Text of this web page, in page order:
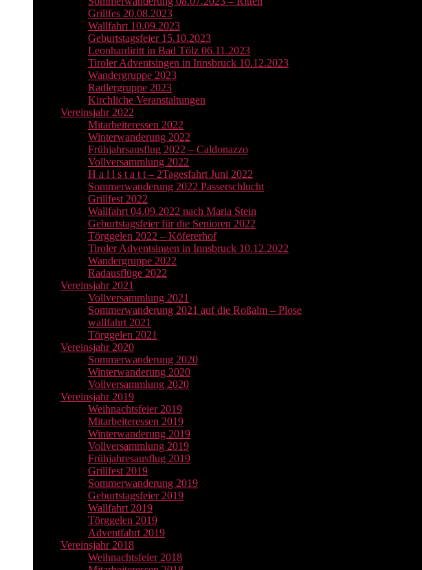
Grillfes 20.08.2023
Wallfahrt 10.09.2023
Geburtstagsfeier 15.10.2023
Leonhardiritt in Bad Tölz 06.11.2023
Tiroler Adventsingen in Innsbruck 10.12.2023
Wandergruppe 2023
Radlergruppe 2023
Kirchliche Veranstaltungen
Vereinsjahr 2022
Mitarbeiteressen 2022
Winterwanderung 2022
Frühjahrsausflug 2022 – Caldonazzo
Vollversammlung 2022
H a l l s t a t t – 2Tagesfahrt Juni 2022
Sommerwanderung 2022 Passerschlucht
Grillfest 2022
Wallfahrt 04.09.2022 nach Maria Stein
Geburtstagsfeier für die Senioren 2022
Törggelen 2022 – Köfererhof
Tiroler Adventsingen in Innsbruck 10.12.2022
Wandergruppe 2022
Radausflüge 2022
Vereinsjahr 2021
Vollversammlung 2021
Sommerwanderung 2021 auf die Roßalm – Plose
wallfahrt 2021
Törggelen 2021
Vereinsjahr 2020
Sommerwanderung 2020
Winterwanderung 2020
Vollversammlung 2020
Vereinsjahr 2019
Weihnachtsfeier 2019
Mitarbeiteressen 2019
Winterwanderung 2019
Vollversammlung 2019
Frühjahresausflug 2019
Grillfest 2019
Sommerwanderung 2019
Geburtstagsfeier 2019
Wallfahrt 2019
Törggelen 2019
Adventfahrt 2019
Vereinsjahr 2018
Weihnachtsfeier 2018